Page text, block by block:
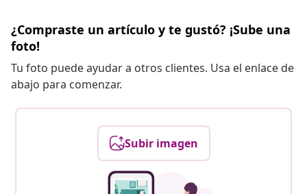
¿Compraste un artículo y te gustó? ¡Sube una
foto!
Tu foto puede ayudar a otros clientes. Usa el enlace de
abajo para comenzar.
Subir imagen